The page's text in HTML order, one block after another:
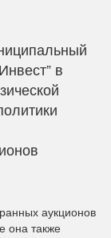
в
аукционов
она также